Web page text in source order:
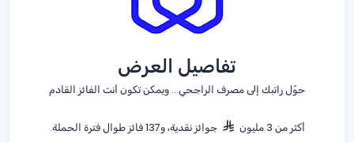
تفاصيل العرض
حوّل راتبك إلى مصرف الراجحي... ويمكن تكون أنت الفائز القادم
أكثر من 3 مليون جوائز نقدية، و137 فائز طوال فترة الحملة.